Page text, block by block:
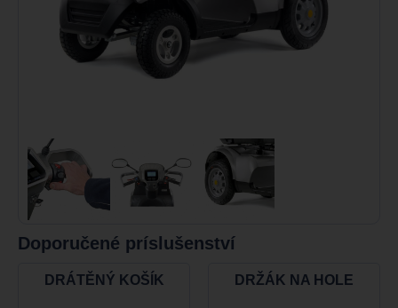
Doporučené príslušenství
DRÁTĚNÝ KOŠÍK DRŽÁK NA HOLE